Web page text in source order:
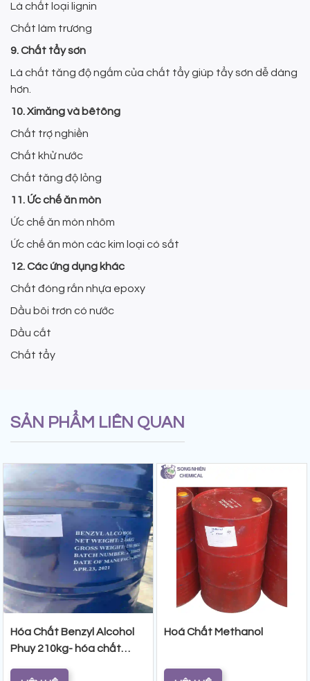
Là chất loại lignin
Chất làm trương
9. Chất tẩy sơn
Là chất tăng độ ngấm của chất tẩy giúp tẩy sơn dễ dàng
hơn.
10. Ximăng và bêtông
Chất trợ nghiền
Chất khử nước
Chất tăng độ lỏng
11. Ức chế ăn mòn
Ức chế ăn mòn nhôm
Ức chế ăn mòn các kim loại có sắt
12. Các ứng dụng khác
Chất đóng rắn nhựa epoxy
Dầu bôi trơn có nước
Dầu cắt
Chất tẩy
SẢN PHẨM LIÊN QUAN
Hóa Chất Benzyl Alcohol
Phuy 210kg- hóa chất
Hoá Chất Methanol